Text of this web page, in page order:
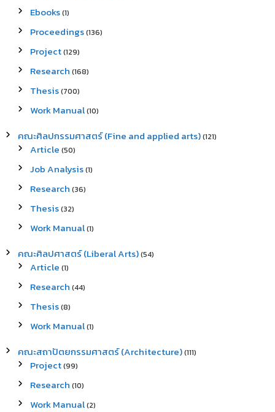
Ebooks(1)
Proceedings(136)
Project(129)
Research (168)
Thesis(700)
Work Manual(10)
คณะศิลปกรรมศาสตร์ (Fine and applied arts)(121)
Article (50)
Job Analysis(1)
Research (36)
Thesis(32)
Work Manual(1)
คณะศิลปศาสตร์ (Liberal Arts)(54)
Article (1)
Research (44)
Thesis(8)
Work Manual(1)
คณะสถาปัตยกรรมศาสตร์ (Architecture)(111)
Project(99)
Research (10)
Work Manual(2)